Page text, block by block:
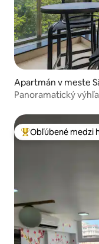
Apartmán v meste
Panoramatický
Najobľúbenejšie
Obľúbené medzi